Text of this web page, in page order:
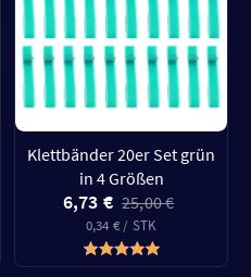
Klettbänder 20er Set grün
in 4 Größen
6,73 € 25,00 €
0,34 € / STK